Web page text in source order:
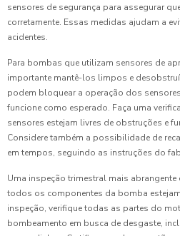
sensores de segurança para assegurar
corretamente. Essas medidas ajudam a
acidentes.
Para bombas que utilizam sensores de
importante mantê-los limpos e
podem bloquear a operação dos
funcione como esperado. Faça uma
sensores estejam livres de obstruções e
Considere também a possibilidade de
em tempos, seguindo as instruções do
Uma inspeção trimestral mais
todos os componentes da bomba
inspeção, verifique todas as partes do
bombeamento em busca de desgaste,